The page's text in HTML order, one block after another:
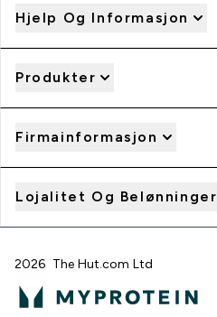
Hjelp Og Informasjon
Produkter
Firmainformasjon
Lojalitet Og Belønninger
2026 The Hut.com Ltd